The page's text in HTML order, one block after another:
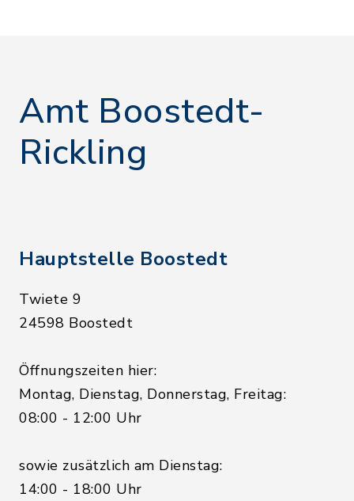
Amt Boostedt-
Rickling
Hauptstelle Boostedt
Twiete 9
24598 Boostedt
Öffnungszeiten hier:
Montag, Dienstag, Donnerstag, Freitag:
08:00 - 12:00 Uhr
sowie zusätzlich am Dienstag:
14:00 - 18:00 Uhr